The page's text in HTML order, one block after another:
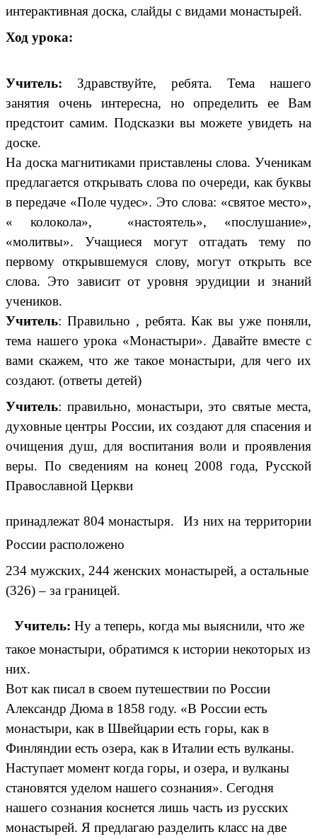
интерактивная доска, слайды с видами монастырей.
Ход урока:
Учитель: Здравствуйте, ребята. Тема нашего
занятия очень интересна, но определить ее Вам
предстоит самим. Подсказки вы можете увидеть на
доске.
На доска магнитиками приставлены слова. Ученикам
предлагается открывать слова по очереди, как буквы
в передаче «Поле чудес». Это слова: «святое место»,
« колокола», «настоятель», «послушание»,
«молитвы». Учащиеся могут отгадать тему по
первому открывшемуся слову, могут открыть все
слова. Это зависит от уровня эрудиции и знаний
учеников.
Учитель: Правильно , ребята. Как вы уже поняли,
тема нашего урока «Монастыри». Давайте вместе с
вами скажем, что же такое монастыри, для чего их
создают. (ответы детей)
Учитель: правильно, монастыри, это святые места,
духовные центры России, их создают для спасения и
очищения душ, для воспитания воли и проявления
веры. По сведениям на конец 2008 года, Русской
Православной Церкви
принадлежат 804 монастыря.
Из них на территории
России расположено
234 мужских, 244 женских монастырей, а остальные
(326) – за границей.
Учитель: Ну а теперь, когда мы выяснили, что же
такое монастыри, обратимся к истории некоторых из
них.
Вот как писал в своем путешествии по России
Александр Дюма в 1858 году. «В России есть
монастыри, как в Швейцарии есть горы, как в
Финляндии есть озера, как в Италии есть вулканы.
Наступает момент когда горы, и озера, и вулканы
становятся уделом нашего сознания». Сегодня
нашего сознания коснется лишь часть из русских
монастырей. Я предлагаю разделить класс на две